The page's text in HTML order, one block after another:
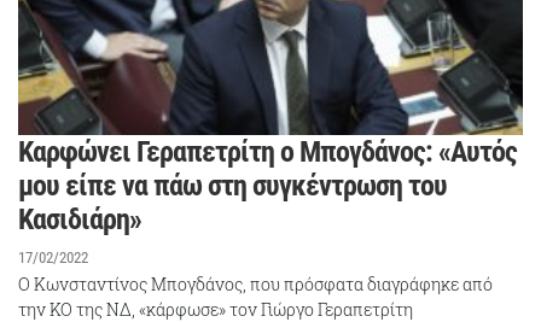
Καρφώνει Γεραπετρίτη ο Μπογδάνος: «Αυτός
μου είπε να πάω στη συγκέντρωση του
Κασιδιάρη»
17/02/2022
Ο Κωνσταντίνος Μπογδάνος, που πρόσφατα διαγράφηκε από
την ΚΟ της ΝΔ, «κάρφωσε» τον Γιώργο Γεραπετρίτη